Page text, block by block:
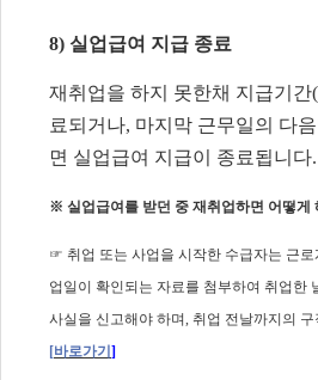
8) 실업급여 지급 종료
재취업을 하지 못한채 지급기간
료되거나, 마지막 근무일의 다
면 실업급여 지급이 종료됩니다.
※ 실업급여를 받던 중 재취업하면 어떻게
☞ 취업 또는 사업을 시작한 수급자는 근
업일이 확인되는 자료를 첨부하여 취업한
사실을 신고해야 하며, 취업 전날까지의
[바로가기 ]